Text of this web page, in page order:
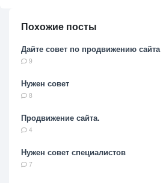
Похожие посты
Дайте совет по продвижению сайта
9
Нужен совет
8
Продвижение сайта.
4
Нужен совет специалистов
7